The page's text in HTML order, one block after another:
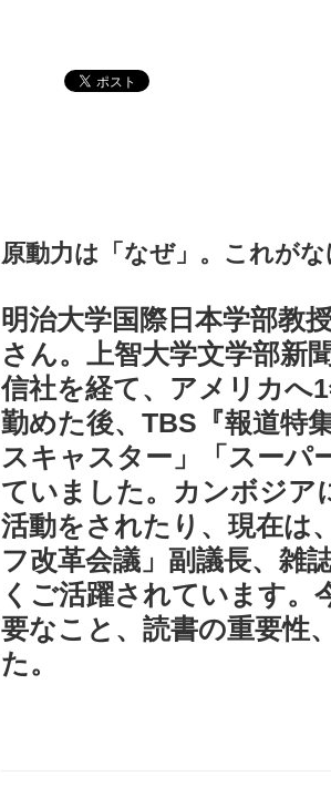
原動力は「なぜ」。これが
明治大学国際日本学部教
さん。上智大学文学部新
信社を経て、アメリカへ
勤めた後、TBS『報道特
スキャスター」「スーパ
ていました。カンボジア
活動をされたり、現在は
フ改革会議」副議長、雑
くご活躍されています。
要なこと、読書の重要性
た。